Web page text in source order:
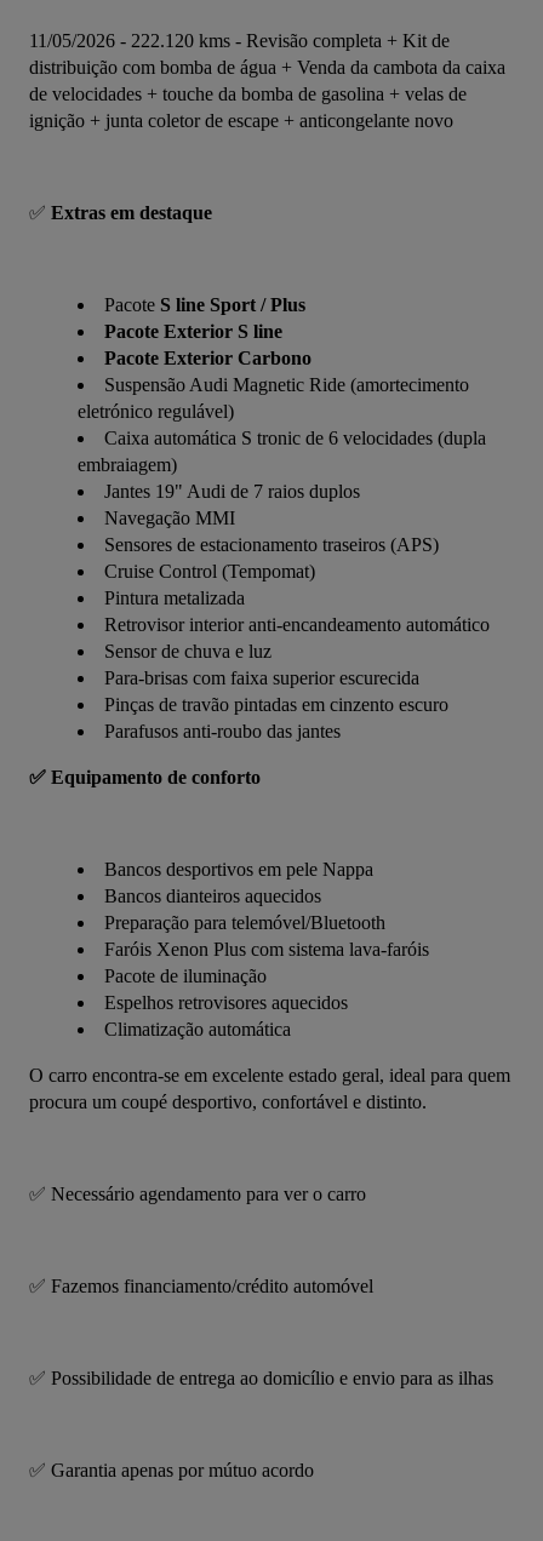
11/05/2026 - 222.120 kms - Revisão completa + Kit de
distribuição com bomba de água + Venda da cambota da caixa
de velocidades + touche da bomba de gasolina + velas de
ignição + junta coletor de escape + anticongelante novo
✅ Extras em destaque
Pacote S line Sport / Plus
Pacote Exterior S line
Pacote Exterior Carbono
Suspensão Audi Magnetic Ride (amortecimento
eletrónico regulável)
Caixa automática S tronic de 6 velocidades (dupla
embraiagem)
Jantes 19" Audi de 7 raios duplos
Navegação MMI
Sensores de estacionamento traseiros (APS)
Cruise Control (Tempomat)
Pintura metalizada
Retrovisor interior anti-encandeamento automático
Sensor de chuva e luz
Para-brisas com faixa superior escurecida
Pinças de travão pintadas em cinzento escuro
Parafusos anti-roubo das jantes
✅ Equipamento de conforto
Bancos desportivos em pele Nappa
Bancos dianteiros aquecidos
Preparação para telemóvel/Bluetooth
Faróis Xenon Plus com sistema lava-faróis
Pacote de iluminação
Espelhos retrovisores aquecidos
Climatização automática
O carro encontra-se em excelente estado geral, ideal para quem
procura um coupé desportivo, confortável e distinto.
✅ Necessário agendamento para ver o carro
✅ Fazemos financiamento/crédito automóvel
✅ Possibilidade de entrega ao domicílio e envio para as ilhas
✅ Garantia apenas por mútuo acordo